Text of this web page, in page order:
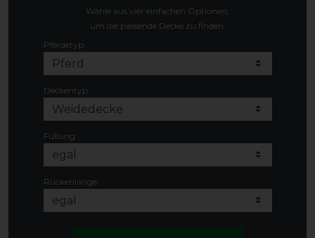
Wähle aus vier einfachen Optionen,
um die passende Decke zu finden:
Pferdetyp:
Deckentyp:
Füllung:
Rückenlänge: